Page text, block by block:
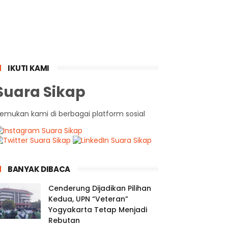
IKUTI KAMI
Sikap
kami di berbagai platform sosial
BANYAK DIBACA
Cenderung Dijadikan Pilihan
Kedua, UPN “Veteran”
Yogyakarta Tetap Menjadi
Rebutan